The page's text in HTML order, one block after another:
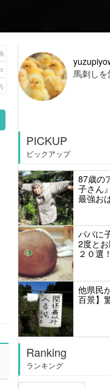
馬刺しを
PICKUP
ピックアップ
87歳の
子さん
最強お
パパに
2度と
２０選
他県民
百景】
Ranking
ランキング